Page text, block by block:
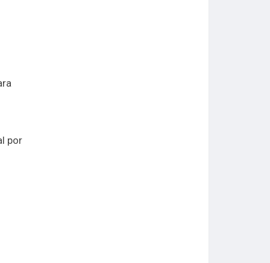
por